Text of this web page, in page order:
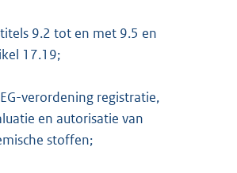
9.2 tot en met 9.5 en
17.19;
verordening registratie,
en autorisatie van
stoffen;